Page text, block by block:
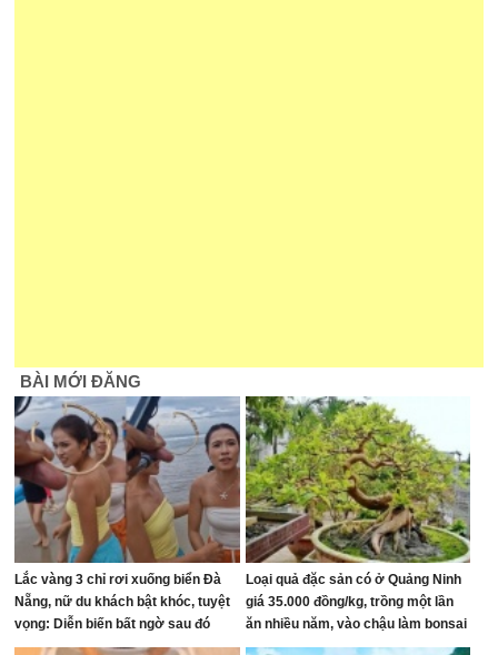
BÀI MỚI ĐĂNG
Lắc vàng 3 chỉ rơi xuống biển Đà
Nẵng, nữ du khách bật khóc, tuyệt
vọng: Diễn biến bất ngờ sau đó
Loại quả đặc sản có ở Quảng Ninh
giá 35.000 đồng/kg, trồng một lần
ăn nhiều năm, vào chậu làm bonsai
giúp chiêu tài